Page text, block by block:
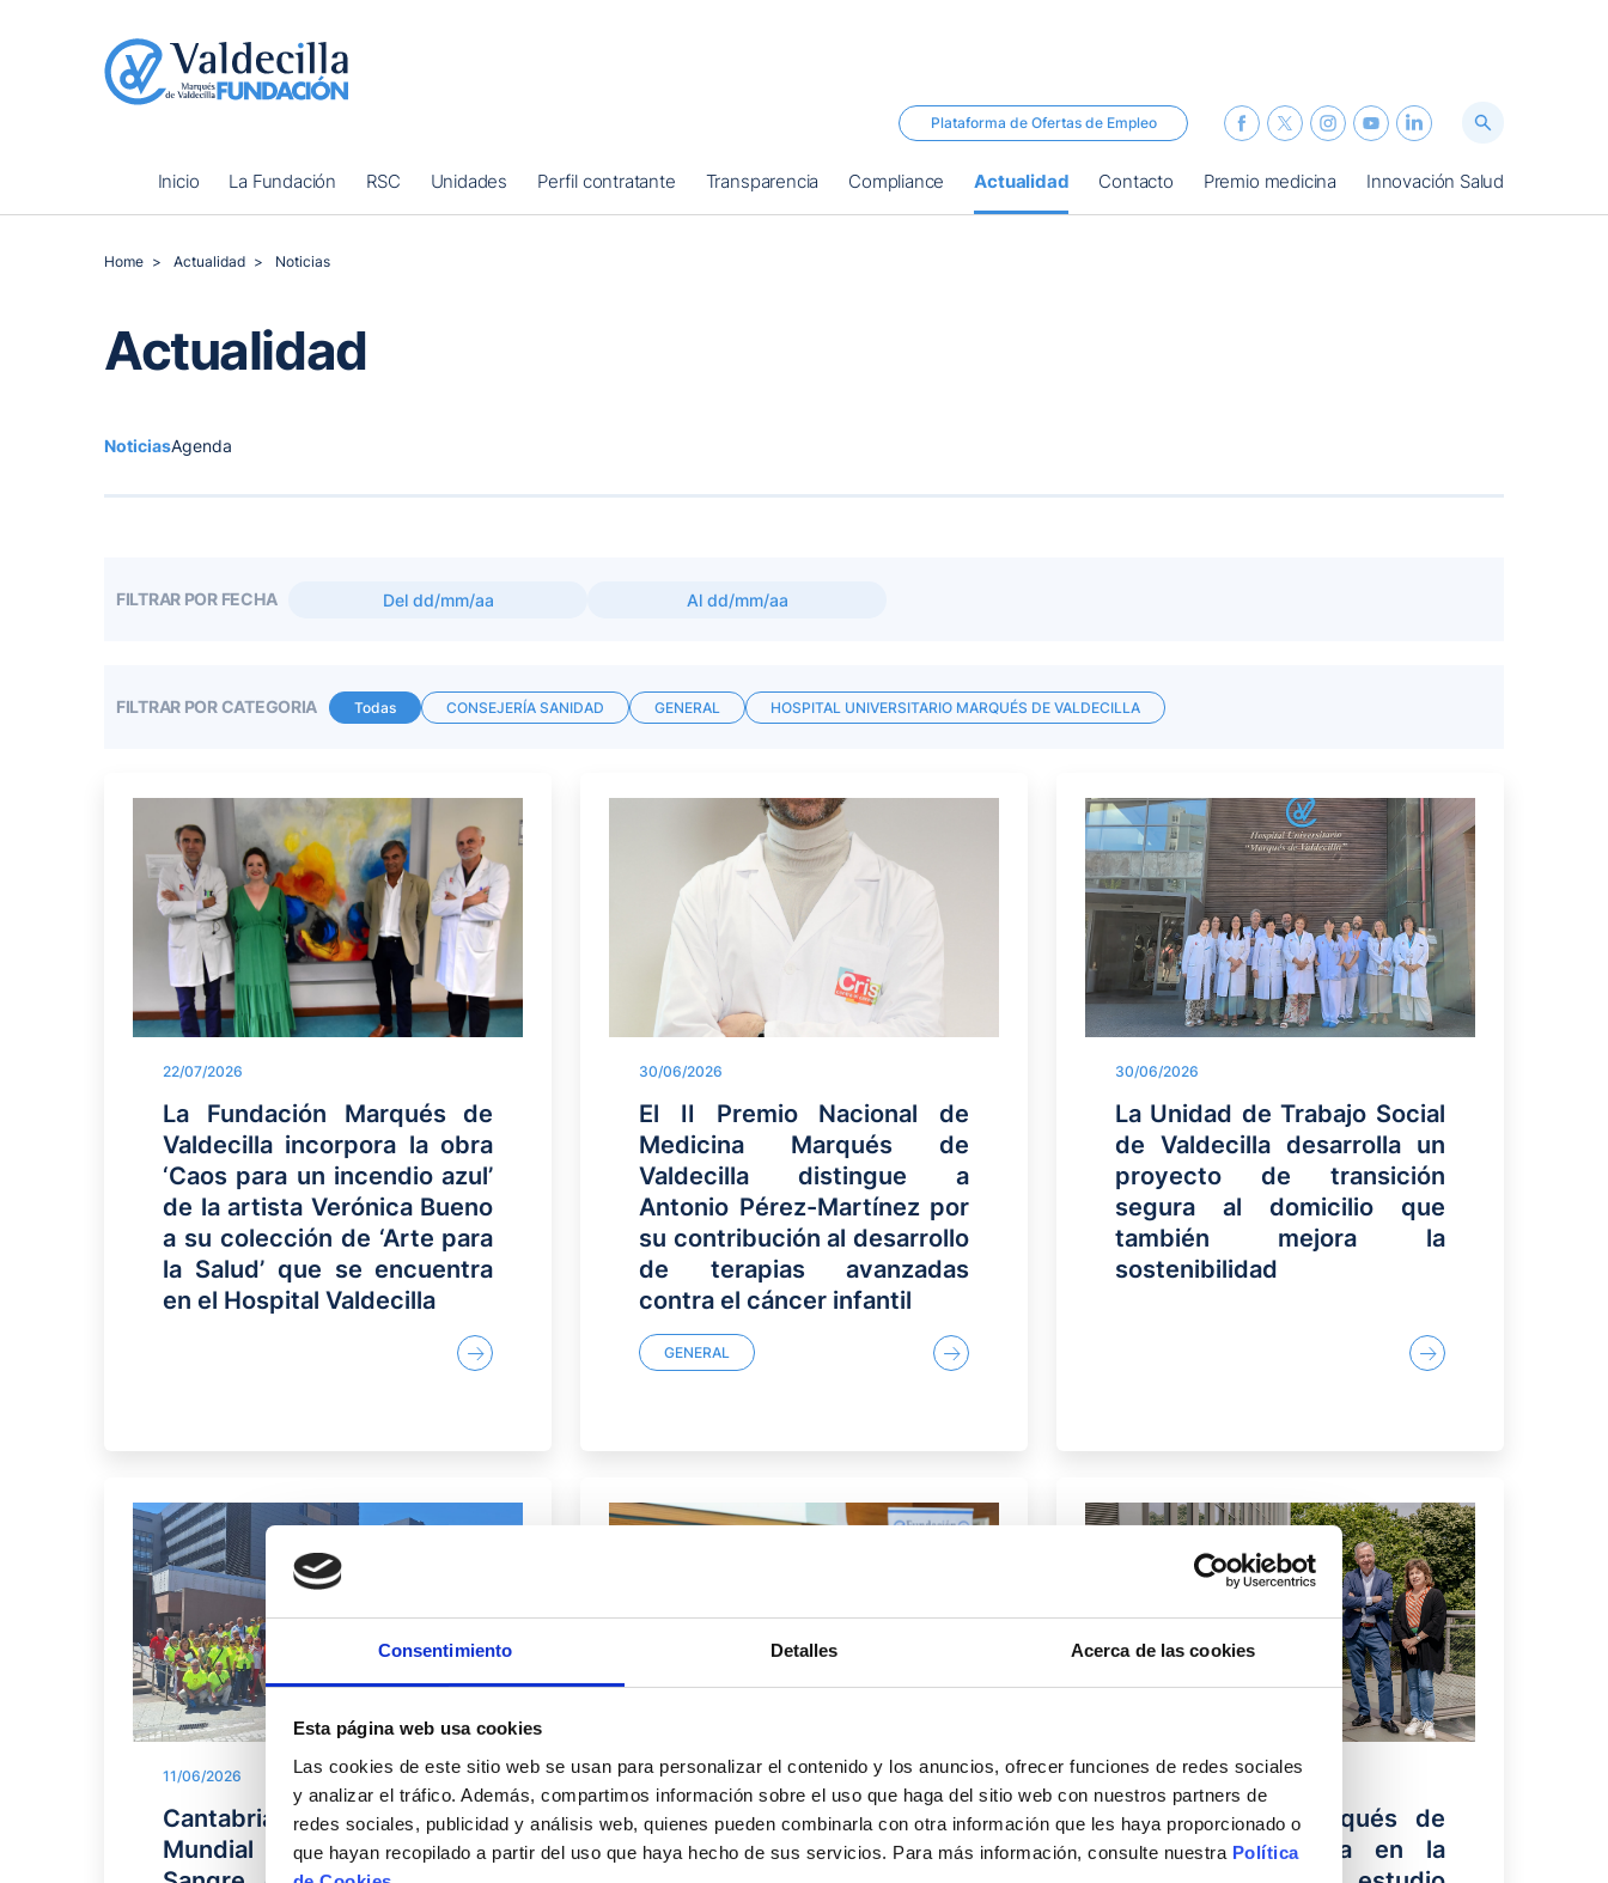
Consentimiento Detalles Acerca de las cookies
Esta página web usa cookies
Las cookies de este sitio web se usan para personalizar el contenido y los anuncios, ofrecer funciones de redes sociales
y analizar el tráfico. Además, compartimos información sobre el uso que haga del sitio web con nuestros partners de
redes sociales, publicidad y análisis web, quienes pueden combinarla con otra información que les haya proporcionado o
que hayan recopilado a partir del uso que haya hecho de sus servicios. Para más información, consulte nuestra Política
Plataforma de Ofertas de Empleo
Inicio La Fundación RSC Unidades Perfil contratante Transparencia Compliance Actualidad Contacto Premio medicina Innovación Salud
Home Actualidad Noticias
Actualidad
NoticiasAgenda
FILTRAR POR FECHA
FILTRAR POR CATEGORIA Todas CONSEJERÍA SANIDAD GENERAL HOSPITAL UNIVERSITARIO MARQUÉS DE VALDECILLA
22/07/2026
La Fundación Marqués de
Valdecilla incorpora la obra
‘Caos para un incendio azul’
de la artista Verónica Bueno
a su colección de ‘Arte para
la Salud’ que se encuentra
en el Hospital Valdecilla
30/06/2026
El II Premio Nacional de
Medicina Marqués de
Valdecilla distingue a
Antonio Pérez-Martínez por
su contribución al desarrollo
de terapias avanzadas
contra el cáncer infantil
GENERAL
30/06/2026
La Unidad de Trabajo Social
de Valdecilla desarrolla un
proyecto de transición
segura al domicilio que
también mejora la
sostenibilidad
11/06/2026
Cantabria celebra el Día
Mundial del Donante de
05/06/2026
El Gobierno de Cantabria
aborda de manera
04/06/2026
La Fundación Marqués de
Valdecilla participa en la